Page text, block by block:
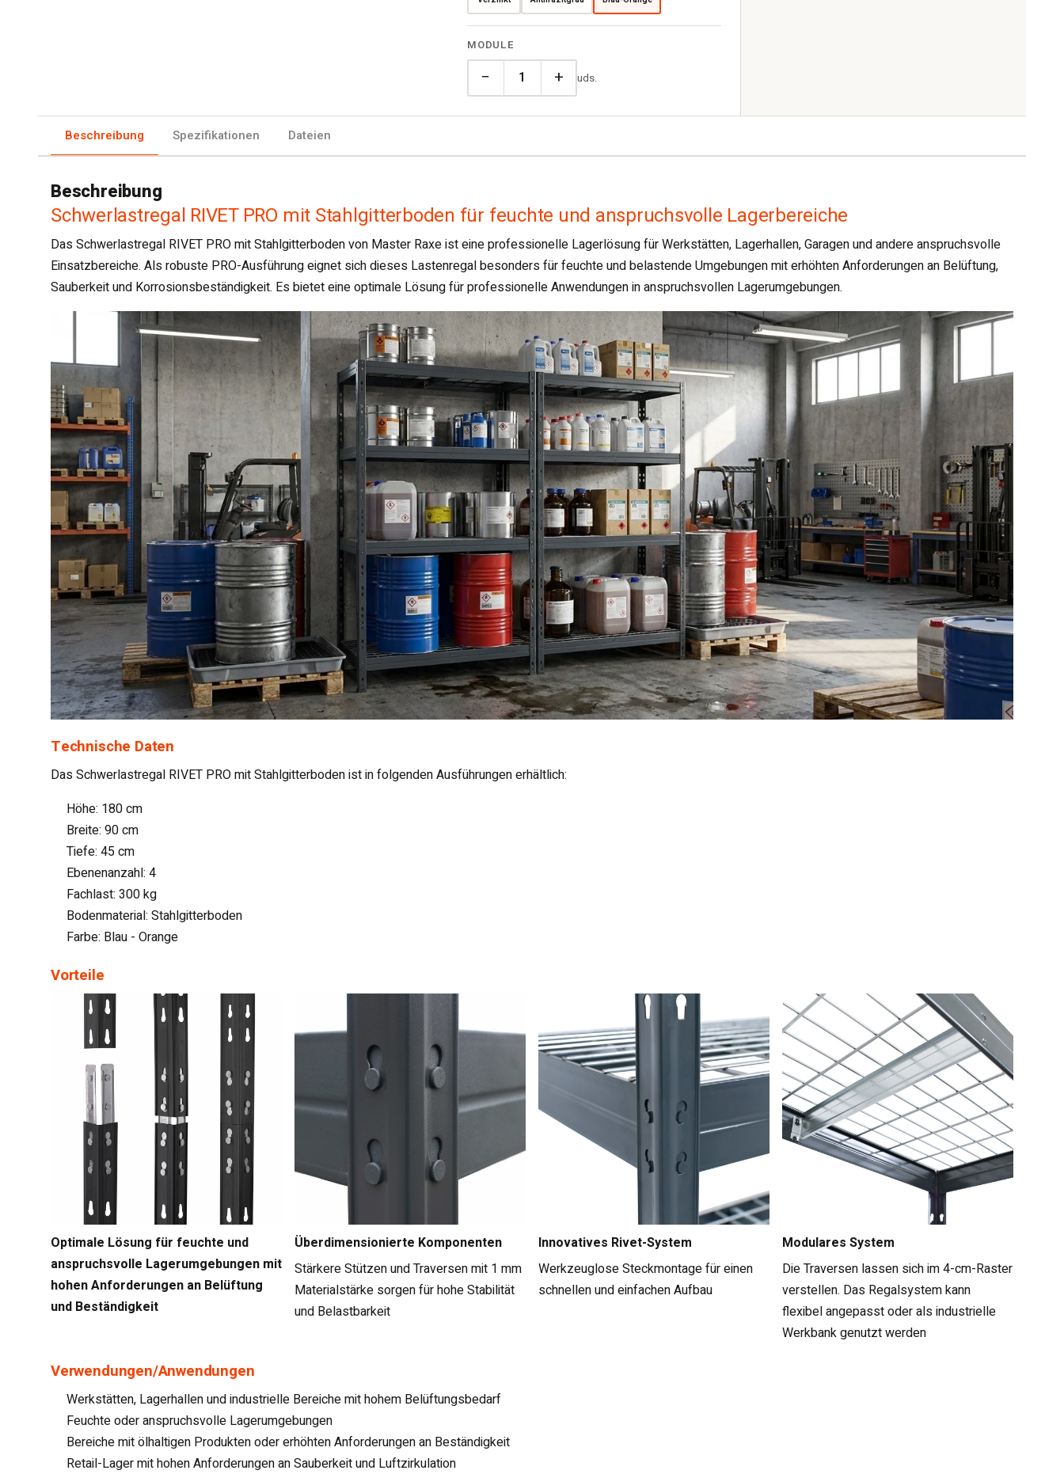
MODULE
− + uds.
Beschreibung Spezifikationen Dateien
Beschreibung
Schwerlastregal RIVET PRO mit Stahlgitterboden für feuchte und anspruchsvolle Lagerbereiche
Das Schwerlastregal RIVET PRO mit Stahlgitterboden von Master Raxe ist eine professionelle Lagerlösung für Werkstätten, Lagerhallen, Garagen und andere anspruchsvolle
Einsatzbereiche. Als robuste PRO-Ausführung eignet sich dieses Lastenregal besonders für feuchte und belastende Umgebungen mit erhöhten Anforderungen an Belüftung,
Sauberkeit und Korrosionsbeständigkeit. Es bietet eine optimale Lösung für professionelle Anwendungen in anspruchsvollen Lagerumgebungen.
Technische Daten
Das Schwerlastregal RIVET PRO mit Stahlgitterboden ist in folgenden Ausführungen erhältlich:
Höhe: 180 cm
Breite: 90 cm
Tiefe: 45 cm
Ebenenanzahl: 4
Fachlast: 300 kg
Bodenmaterial: Stahlgitterboden
Farbe: Blau - Orange
Vorteile
Optimale Lösung für feuchte und
anspruchsvolle Lagerumgebungen mit
hohen Anforderungen an Belüftung
und Beständigkeit
Überdimensionierte Komponenten
Stärkere Stützen und Traversen mit 1 mm
Materialstärke sorgen für hohe Stabilität
und Belastbarkeit
Innovatives Rivet-System
Werkzeuglose Steckmontage für einen
schnellen und einfachen Aufbau
Modulares System
Die Traversen lassen sich im 4-cm-Raster
verstellen. Das Regalsystem kann
flexibel angepasst oder als industrielle
Werkbank genutzt werden
Verwendungen/Anwendungen
Werkstätten, Lagerhallen und industrielle Bereiche mit hohem Belüftungsbedarf
Feuchte oder anspruchsvolle Lagerumgebungen
Bereiche mit ölhaltigen Produkten oder erhöhten Anforderungen an Beständigkeit
Retail-Lager mit hohen Anforderungen an Sauberkeit und Luftzirkulation